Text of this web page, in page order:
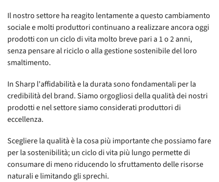
Il nostro settore ha reagito lentamente a questo cambiamento
sociale e molti produttori continuano a realizzare ancora oggi
prodotti con un ciclo di vita molto breve pari a 1 o 2 anni,
senza pensare al riciclo o alla gestione sostenibile del loro
smaltimento.
In Sharp l'affidabilità e la durata sono fondamentali per la
credibilità del brand. Siamo orgogliosi della qualità dei nostri
prodotti e nel settore siamo considerati produttori di
eccellenza.
Scegliere la qualità è la cosa più importante che possiamo fare
per la sostenibilità; un ciclo di vita più lungo permette di
consumare di meno riducendo lo sfruttamento delle risorse
naturali e limitando gli sprechi.